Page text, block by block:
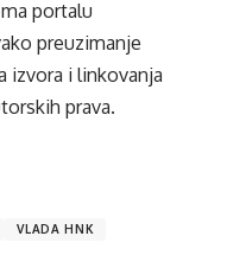
portalu
preuzimanje
izvora i linkovanja
prava.
VLADA HNK